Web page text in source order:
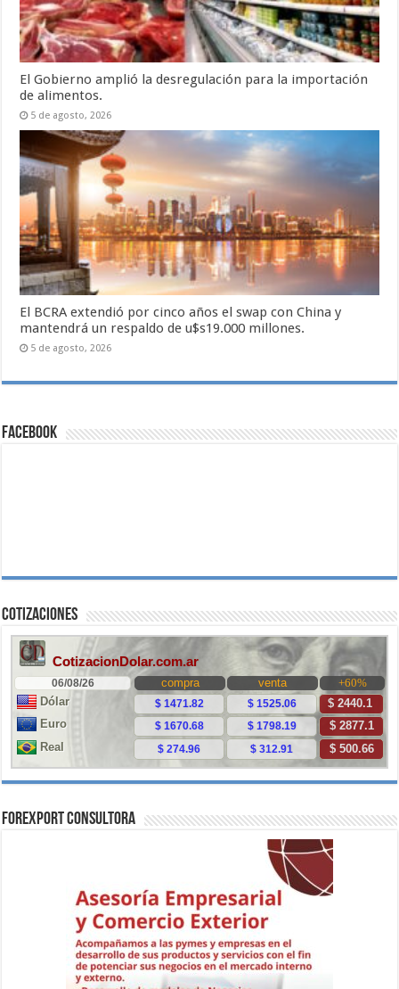
El Gobierno amplió la desregulación para la importación
de alimentos.
5 de agosto, 2026
El BCRA extendió por cinco años el swap con China y
mantendrá un respaldo de u$s19.000 millones.
5 de agosto, 2026
Facebook
Cotizaciones
ForExport Consultora